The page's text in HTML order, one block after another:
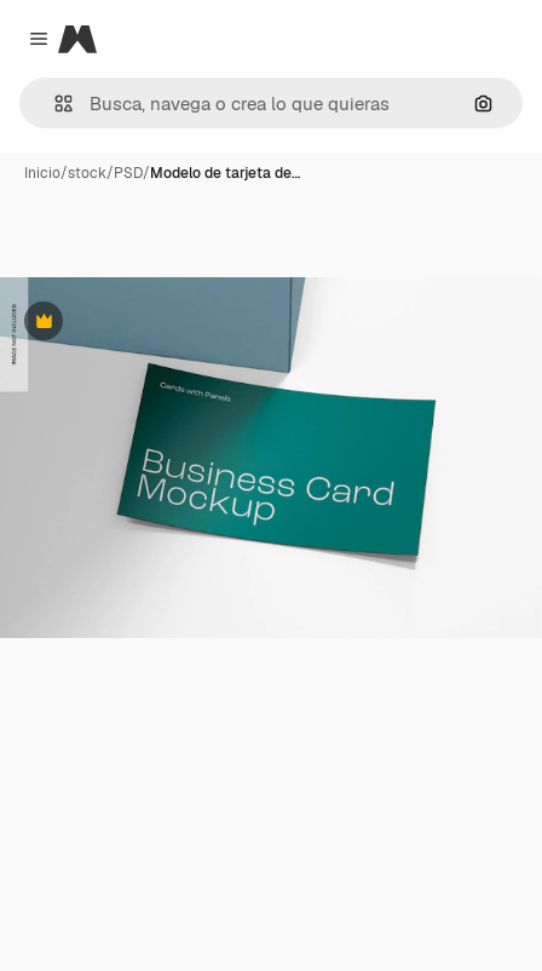
Close menu
Magnific
Inicio/stock/PSD/Modelo de tarjeta de…
Premium